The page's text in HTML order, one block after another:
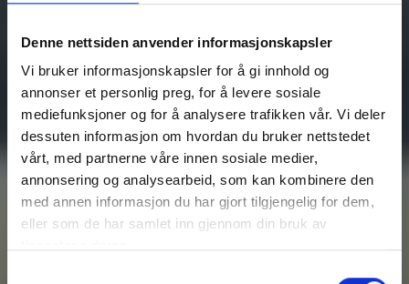
Denne nettsiden anvender informasjonskapsler
Vi bruker informasjonskapsler for å gi innhold og
annonser et personlig preg, for å levere sosiale
mediefunksjoner og for å analysere trafikken vår. Vi deler
dessuten informasjon om hvordan du bruker nettstedet
vårt, med partnerne våre innen sosiale medier,
annonsering og analysearbeid, som kan kombinere den
med annen informasjon du har gjort tilgjengelig for dem,
eller som de har samlet inn gjennom din bruk av